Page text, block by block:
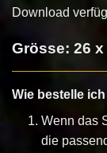
Download
Grösse: 26 x
Wie bestelle
Wenn das
die